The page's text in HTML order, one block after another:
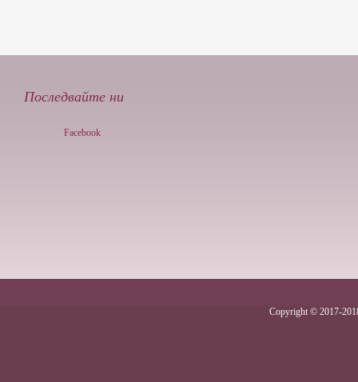
Последвайте ни
Facebook
Copyright © 2017-